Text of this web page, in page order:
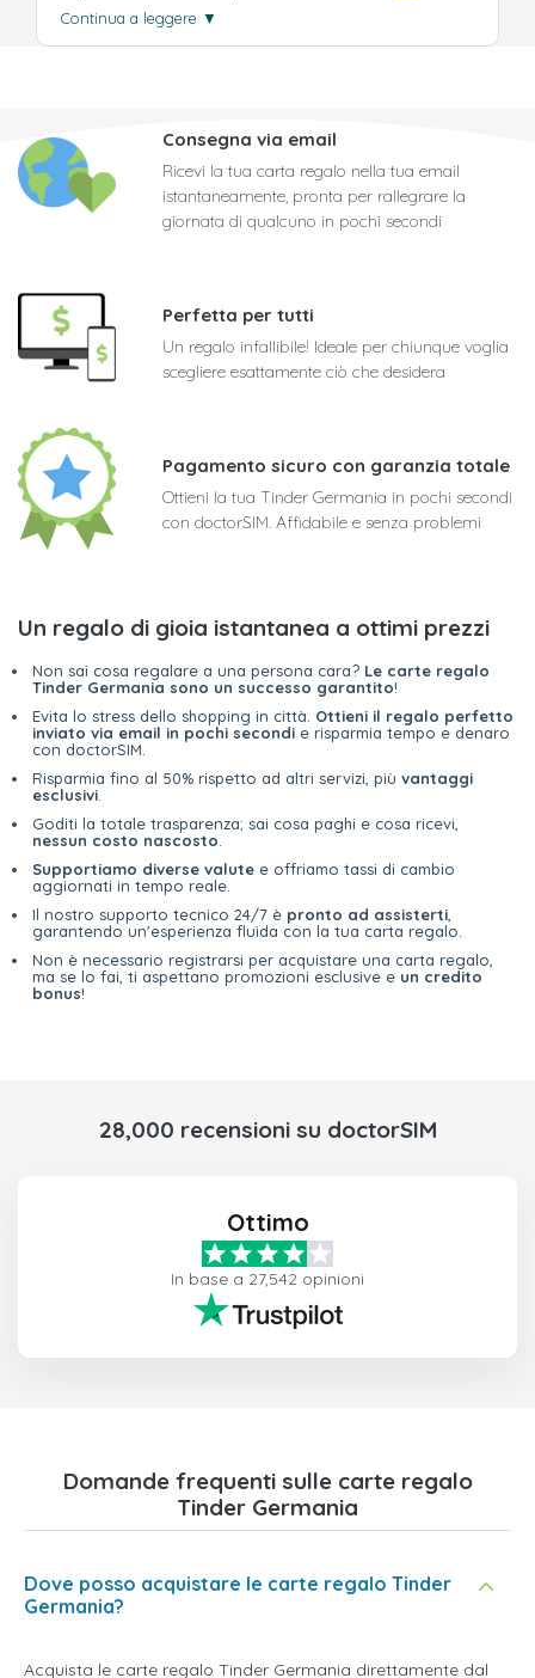
Continua a leggere ▼
Consegna via email
Ricevi la tua carta regalo nella tua email
istantaneamente, pronta per rallegrare la
giornata di qualcuno in pochi secondi
Perfetta per tutti
Un regalo infallibile! Ideale per chiunque voglia
scegliere esattamente ciò che desidera
Pagamento sicuro con garanzia totale
Ottieni la tua Tinder Germania in pochi secondi
con doctorSIM. Affidabile e senza problemi
Un regalo di gioia istantanea a ottimi prezzi
Non sai cosa regalare a una persona cara? Le carte regalo
Tinder Germania sono un successo garantito!
Evita lo stress dello shopping in città. Ottieni il regalo perfetto
inviato via email in pochi secondi e risparmia tempo e denaro
con doctorSIM.
Risparmia fino al 50% rispetto ad altri servizi, più vantaggi
esclusivi
Goditi la totale trasparenza; sai cosa paghi e cosa ricevi,
nessun costo nascosto
Supportiamo diverse valute e offriamo tassi di cambio
aggiornati in tempo reale.
Il nostro supporto tecnico 24/7 è pronto ad assisterti
garantendo un'esperienza fluida con la tua carta regalo.
Non è necessario registrarsi per acquistare una carta regalo,
ma se lo fai, ti aspettano promozioni esclusive e un credito
bonus!
28,000 recensioni su doctorSIM
Ottimo
In base a 27,542 opinioni
Domande frequenti sulle carte regalo
Tinder Germania
Dove posso acquistare le carte regalo Tinder
Germania?
Acquista le carte regalo Tinder Germania direttamente dal